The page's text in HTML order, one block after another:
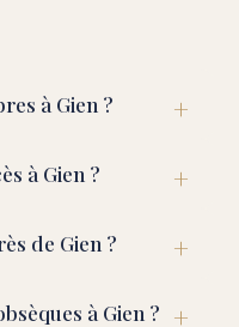
à Gien ?
à Gien ?
de Gien ?
à Gien ?